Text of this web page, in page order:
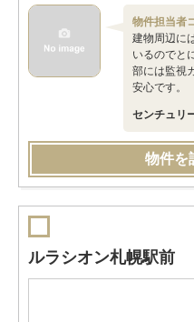
物件担当者
建物周辺に
いるのでと
部には監視
安心です。
センチュリ
物件を
ルラシオン札幌駅前